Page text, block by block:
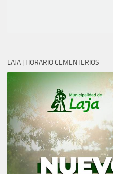
LAJA | HORARIO CEMENTERIOS